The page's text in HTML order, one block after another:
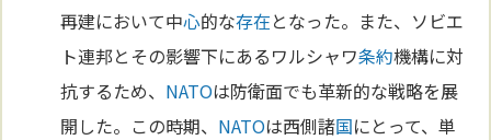
再建において中心的な存在となった。また、ソビエ
ト連邦とその影響下にあるワルシャワ条約機構に対
抗するため、 NATOは防衛面でも革新的な戦略を展
開した。この時期、 NATOは西側諸国にとって、単